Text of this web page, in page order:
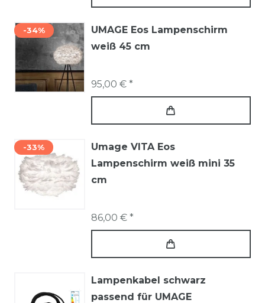
-34%
UMAGE Eos Lampenschirm
weiß 45 cm
95,00 € *
-33%
Umage VITA Eos
Lampenschirm weiß mini 35
cm
86,00 € *
Lampenkabel schwarz
passend für UMAGE